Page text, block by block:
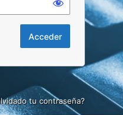
tu contraseña?